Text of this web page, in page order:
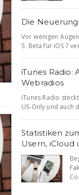
Die
Vor wenigen
5. Beta für iOS 7
iTunes Radio:
Webradios
iTunes Radio
US-Only und auch
Statistiken
Usern, iCloud